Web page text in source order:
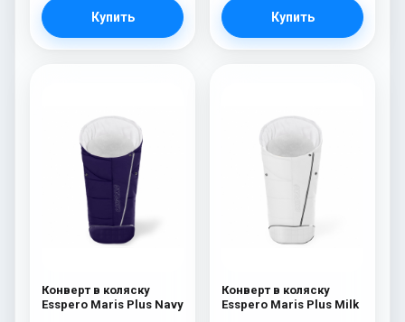
Купить Купить
Конверт в коляску
Esspero Maris Plus Navy
Конверт в коляску
Esspero Maris Plus Milk